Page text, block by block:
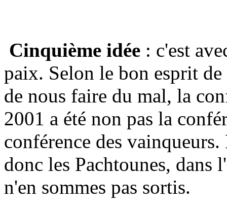
Cinquième idée : c'est
paix. Selon le bon esprit
de nous faire du mal, la
2001 a été non pas la
conférence des
donc les Pachtounes, dans
n'en sommes pas sortis.